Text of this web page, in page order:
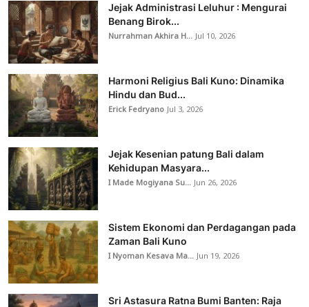
Jejak Administrasi Leluhur : Mengurai
Benang Birok...
Nurrahman Akhira H...Jul 10, 2026
Harmoni Religius Bali Kuno: Dinamika
Hindu dan Bud...
Erick FedryanoJul 3, 2026
Jejak Kesenian patung Bali dalam
Kehidupan Masyara...
I Made Mogiyana Su...Jun 26, 2026
Sistem Ekonomi dan Perdagangan pada
Zaman Bali Kuno
I Nyoman Kesava Ma...Jun 19, 2026
Sri Astasura Ratna Bumi Banten: Raja